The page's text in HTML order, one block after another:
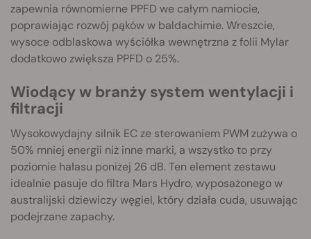
zapewnia równomierne PPFD we całym namiocie,
poprawiając rozwój pąków w baldachimie. Wreszcie,
wysoce odblaskowa wyściółka wewnętrzna z folii Mylar
dodatkowo zwiększa PPFD o 25%.
Wiodący w branży system wentylacji i
filtracji
Wysokowydajny silnik EC ze sterowaniem PWM zużywa o
50% mniej energii niż inne marki, a wszystko to przy
poziomie hałasu poniżej 26 dB. Ten element zestawu
idealnie pasuje do filtra Mars Hydro, wyposażonego w
australijski dziewiczy węgiel, który działa cuda, usuwając
podejrzane zapachy.